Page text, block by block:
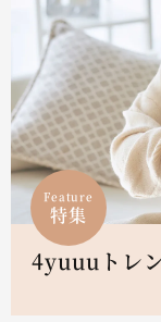
Feature
特集
4yuuuトレ